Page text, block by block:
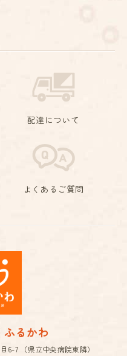
配達について
よくあるご質問
ふるかわ
6-7 （県立中央病院東隣）